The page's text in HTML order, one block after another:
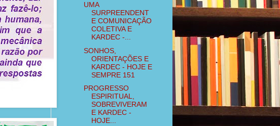
UMA
SURPREENDENT
E COMUNICAÇÃO
COLETIVA E
KARDEC -...
SONHOS,
ORIENTAÇÕES E
KARDEC - HOJE E
SEMPRE 151
PROGRESSO
ESPIRITUAL,
SOBREVIVERAM
E KARDEC -
HOJE...